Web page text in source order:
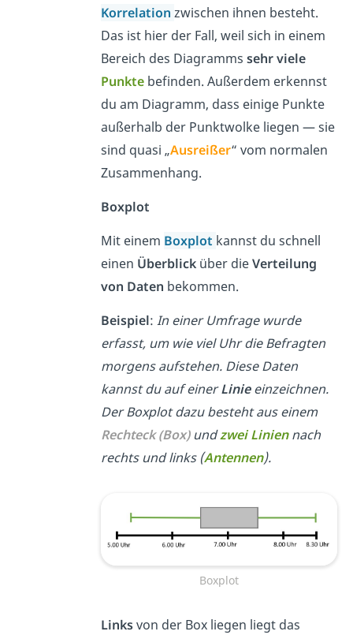
Korrelation zwischen ihnen besteht.
Das ist hier der Fall, weil sich in einem
Bereich des Diagramms sehr viele
Punktebefinden. Außerdem erkennst
du am Diagramm, dass einige Punkte
außerhalb der Punktwolke liegen — sie
sind quasi „Ausreißer“ vom normalen
Zusammenhang.
Boxplot
Mit einem Boxplot kannst du schnell
einen Überblicküber dieVerteilung
von Daten bekommen.
Beispiel: In einer Umfrage wurde
erfasst, um wie viel Uhr die Befragten
morgens aufstehen. Diese Daten
kannst du auf einerLinieeinzeichnen.
Der Boxplot dazu besteht aus einem
Rechteck (Box)undzwei Liniennach
rechts und links (Antennen).
Boxplot
Linksvon der Box liegen liegt das